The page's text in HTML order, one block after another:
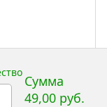
Сумма
49,00 руб.